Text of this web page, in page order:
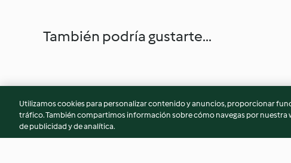
También podría gustarte...
Utilizamos cookies para personalizar contenido y anuncios, proporcionar
tráfico. También compartimos información sobre cómo navegas por nuestra
de publicidad y de analítica.